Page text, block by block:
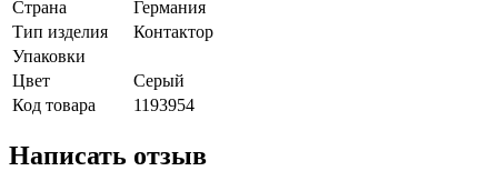
Страна
Германия
Тип изделия
Контактор
Упаковки
Цвет
Серый
Код товара
1193954
Написать отзыв